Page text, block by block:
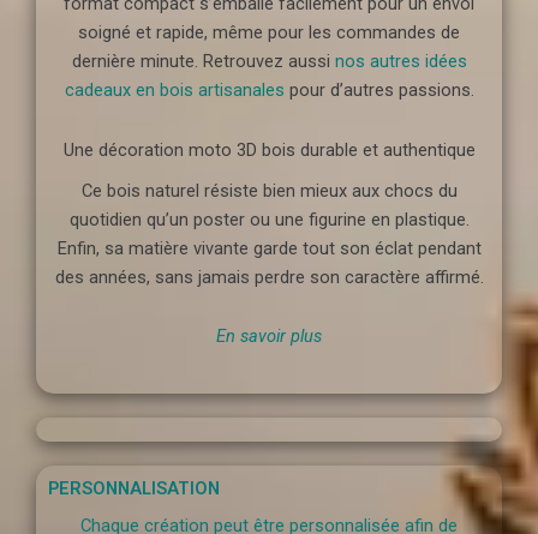
soigné et rapide, même pour les commandes de
dernière minute. Retrouvez aussi nos autres idées
cadeaux en bois artisanales pour d’autres passions.
Une décoration moto 3D bois durable et authentique
Ce bois naturel résiste bien mieux aux chocs du
quotidien qu’un poster ou une figurine en plastique.
Enfin, sa matière vivante garde tout son éclat pendant
des années, sans jamais perdre son caractère affirmé.
En savoir plus
PERSONNALISATION
Chaque création peut être personnalisée afin de